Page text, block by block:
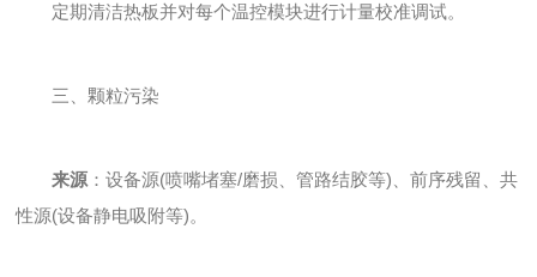
定期清洁热板并对每个温控模块进行计量校准调试。
三、颗粒污染
来源 ：设备源(喷嘴堵塞/磨损、管路结胶等)、前序残留、共
性源(设备静电吸附等)。